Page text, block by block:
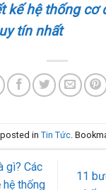
kế hệ thống cơ
tín nhất
in Tin Tức.
gì? Các
thống
11